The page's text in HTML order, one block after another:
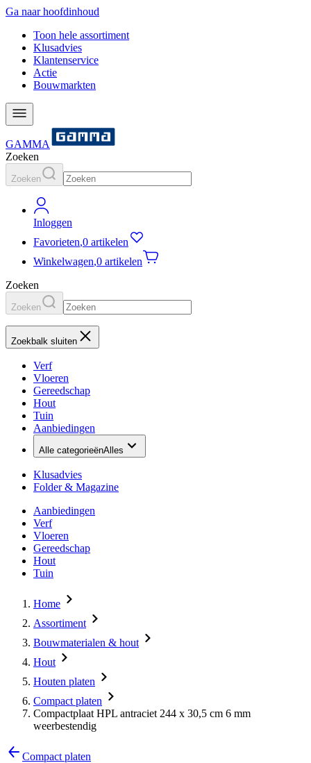
Ga naar hoofdinhoud
Toon hele assortiment
Klusadvies
Klantenservice
Actie
Bouwmarkten
GAMMA
Zoeken
Zoeken
Inloggen
Favorieten,0 artikelen
Winkelwagen,0 artikelen
Zoeken
Zoeken
Zoekbalk sluiten
Verf
Vloeren
Gereedschap
Hout
Tuin
Aanbiedingen
Alle categorieënAlles
Klusadvies
Folder & Magazine
Aanbiedingen
Verf
Vloeren
Gereedschap
Hout
Tuin
Home
Assortiment
Bouwmaterialen & hout
Hout
Houten platen
Compact platen
Compactplaat HPL antraciet 244 x 30,5 cm 6 mm
weerbestendig
Compact platen